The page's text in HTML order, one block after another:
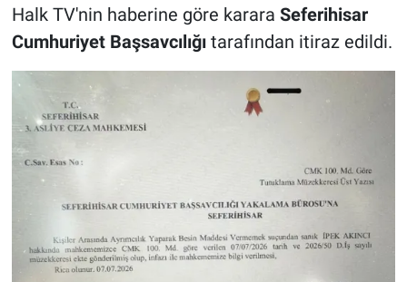
Halk TV'nin haberine göre karara Seferihisar
Cumhuriyet Başsavcılığıtarafından itiraz edildi.